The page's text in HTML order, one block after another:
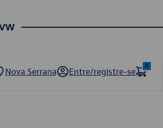
Nova Serrana Entre/registre-se
0